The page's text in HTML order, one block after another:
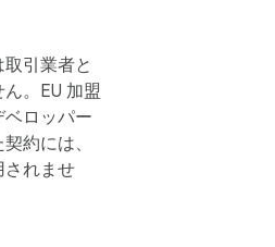
引業者と
。EU 加盟
ロッパー
約には、
されませ